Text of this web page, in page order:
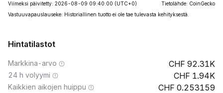
Viimeksi päivitetty: 2026-08-09 09:40:00 (UTC+0)
Tietolähde: CoinGecko
Vastuuvapauslauseke: Historiallinen tuotto ei ole tae tulevasta kehityksestä.
Hintatilastot
Markkina-arvo 92.31K
24 h volyymi 1.94K
Kaikkien aikojen huippu 0.253159